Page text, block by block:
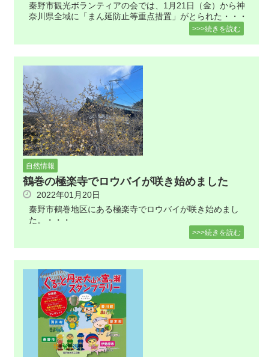
秦野市観光ボランティアの会では、1月21日（金）から神
奈川県全域に「まん延防止等重点措置」がとられた・・・
>>>続きを読む
自然情報
鶴巻の極楽寺でロウバイが咲き始めました
2022年01月20日
秦野市鶴巻地区にある極楽寺でロウバイが咲き始めまし
た。・・・
>>>続きを読む